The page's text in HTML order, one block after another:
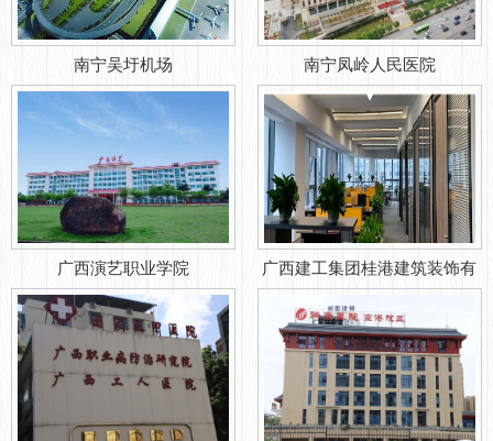
南宁吴圩机场 南宁凤岭人民医院
广西演艺职业学院 广西建工集团桂港建筑装饰有
限公司